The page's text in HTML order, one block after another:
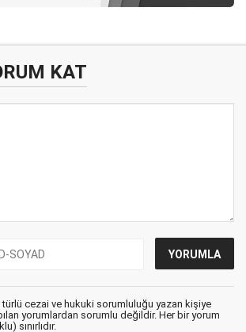
KAT
türlü cezai ve hukuki sorumluluğu yazan kişiye
yorumlardan sorumlu değildir. Her bir yorum
sınırlıdır.